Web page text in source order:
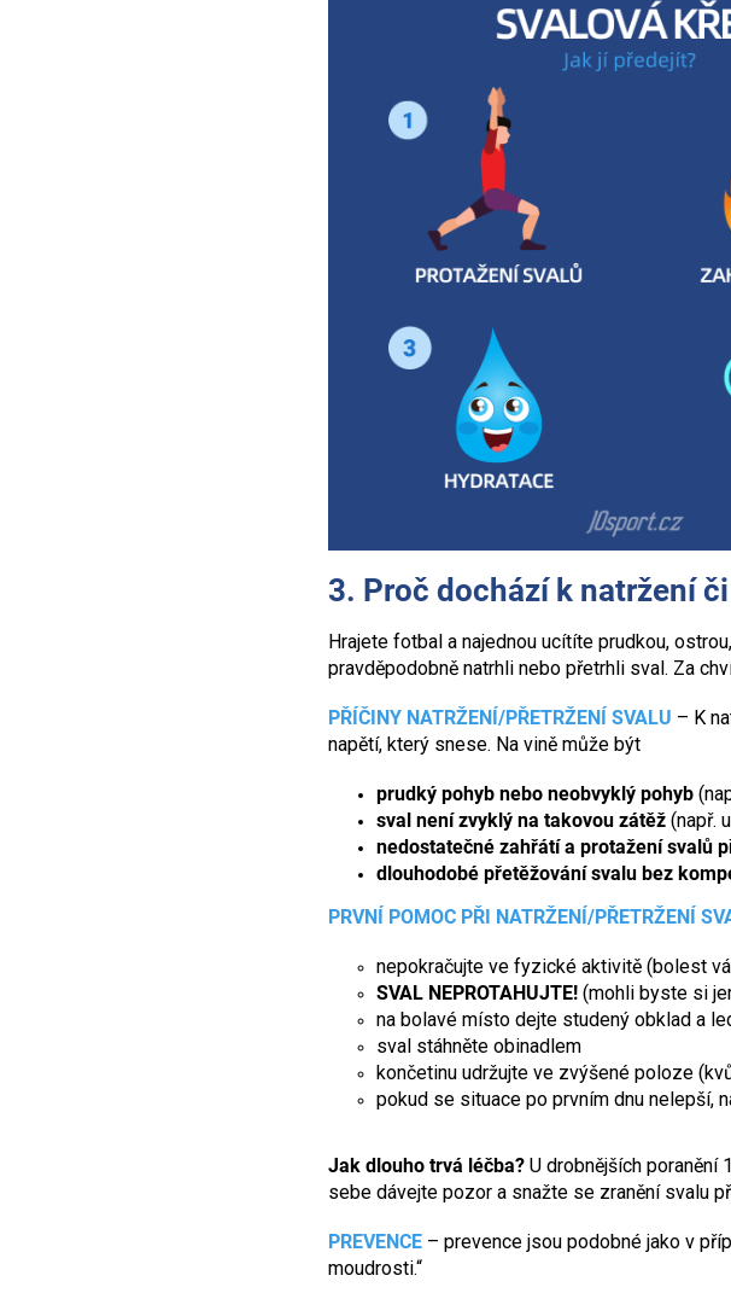
3. Proč dochází k natržení
Hrajete fotbal a najednou ucítíte prudkou,
pravděpodobně natrhli nebo přetrhli sval. Za
PŘÍČINY NATRŽENÍ/PŘETRŽENÍ SVALU – K
napětí, který snese. Na vině může být
prudký pohyb nebo neobvyklý pohyb
sval není zvyklý na takovou zátěž (např.
nedostatečné zahřátí a protažení svalů
dlouhodobé přetěžování svalu bez
PRVNÍ POMOC PŘI NATRŽENÍ/PŘETRŽENÍ
nepokračujte ve fyzické aktivitě (bolest
SVAL NEPROTAHUJTE! (mohli byste si
na bolavé místo dejte studený obklad a
sval stáhněte obinadlem
končetinu udržujte ve zvýšené poloze
pokud se situace po prvním dnu nelepší,
Jak dlouho trvá léčba? U drobnějších poranění
sebe dávejte pozor a snažte se zranění svalu
PREVENCE – prevence jsou podobné jako v
moudrosti.“